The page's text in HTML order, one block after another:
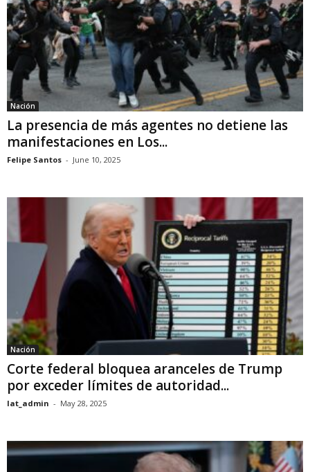
Nación
La presencia de más agentes no detiene las
manifestaciones en Los...
Felipe Santos - June 10, 2025
Nación
Corte federal bloquea aranceles de Trump
por exceder límites de autoridad...
lat_admin - May 28, 2025